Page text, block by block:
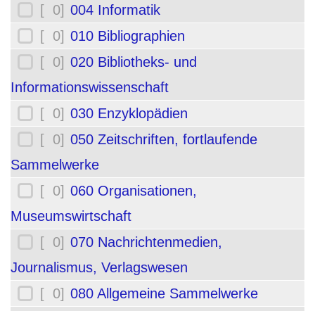
[ 0] 004 Informatik
[ 0] 010 Bibliographien
[ 0] 020 Bibliotheks- und
Informationswissenschaft
[ 0] 030 Enzyklopädien
[ 0] 050 Zeitschriften, fortlaufende
Sammelwerke
[ 0] 060 Organisationen,
Museumswirtschaft
[ 0] 070 Nachrichtenmedien,
Journalismus, Verlagswesen
[ 0] 080 Allgemeine Sammelwerke